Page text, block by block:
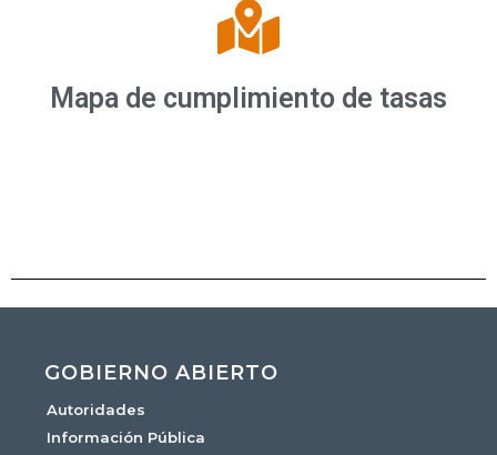
Mapa de cumplimiento de tasas
GOBIERNO ABIERTO
Autoridades
Información Pública